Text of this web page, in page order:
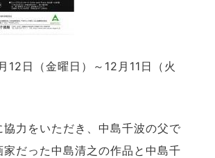
12日（金曜日）～12月11日（火
協力をいただき、中島千波の父で
家だった中島清之の作品と中島千